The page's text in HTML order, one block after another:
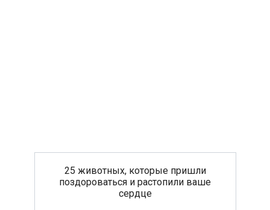
25 животных, которые пришли
поздороваться и растопили ваше
сердце